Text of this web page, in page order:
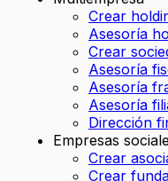
Crear
Asesoría
Crear
Asesoría
Asesoría
Asesoría
Dirección
Empresas
Crear
Crear